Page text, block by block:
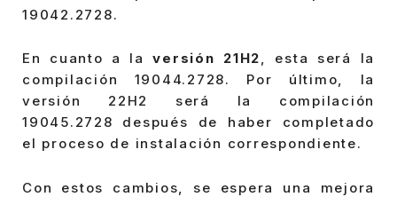
19042.2728.
En cuanto a laversión 21H2, esta será la
compilación 19044.2728. Por último, la
versión 22H2 será la compilación
19045.2728 después de haber completado
el proceso de instalación correspondiente.
Con estos cambios, se espera una mejora